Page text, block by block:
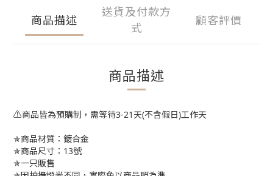
商品描述
送貨及付款方
式
顧客評價
商品描述
⚠️商品皆為預購制，需等待3-21天(不含假日)工作天
✯商品材質：鍍合金
✯商品尺寸：13號
✯一只販售